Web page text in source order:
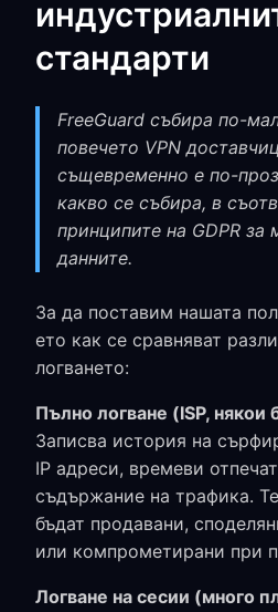
стандарти
FreeGuard събира по-
повечето VPN
същевременно е по-
какво се събира, в
принципите на GDPR за
данните.
За да поставим нашата
ето как се сравняват
логването:
Пълно логване (ISP, някои
Записва история на
IP адреси, времеви
съдържание на трафика.
бъдат продавани,
или компрометирани при
Логване на сесии (много